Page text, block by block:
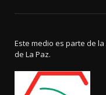
Este medio es parte de
de La Paz.